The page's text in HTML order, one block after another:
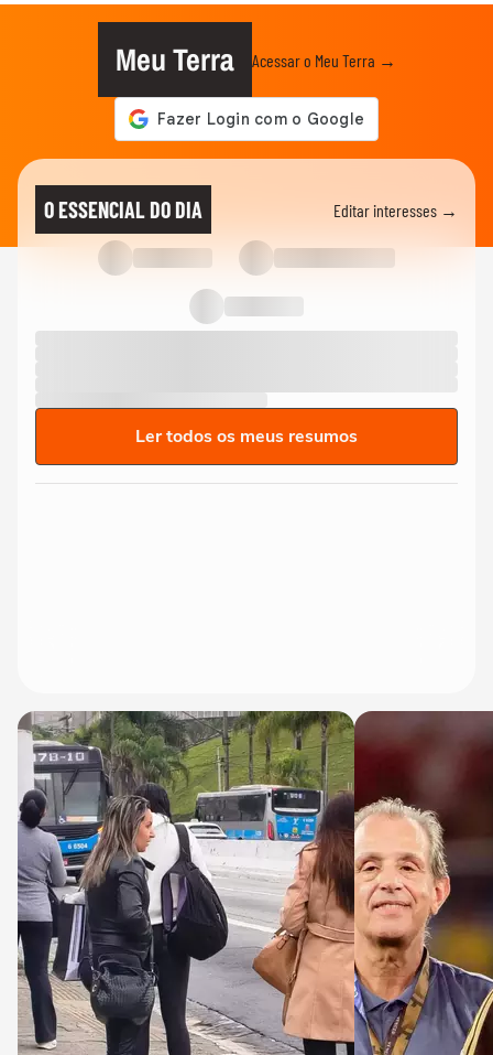
Meu Terra Acessar o Meu Terra →
O ESSENCIAL DO DIA Editar interesses →
Ler todos os meus resumos